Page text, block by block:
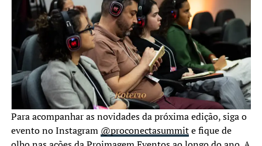
Para acompanhar as novidades da próxima edição, siga o
evento no Instagram @proconectasummite fique de